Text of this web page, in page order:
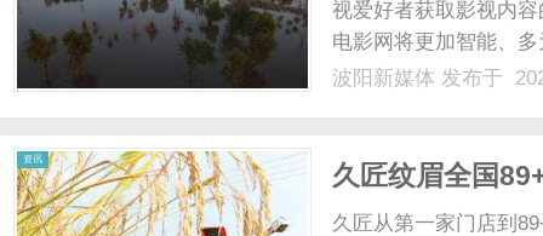
视爱好者获取影视内
电影网将更加智能、
波阳新媒体 发布于
资讯
久匠纹眉全国
哪些I久匠门店
久匠从第一家门店到